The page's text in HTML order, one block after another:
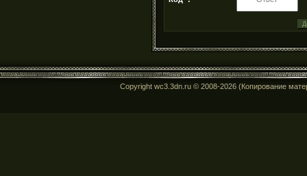
Copyright wc3.3dn.ru © 2008-2026 (Копирование